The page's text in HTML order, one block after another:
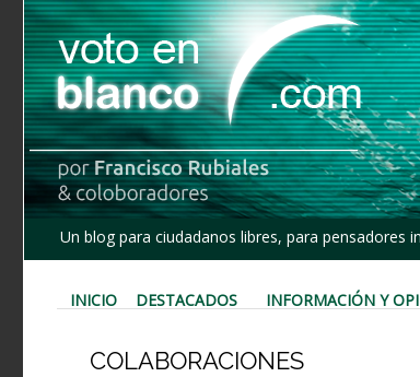
Un blog para ciudadanos libres, para pensadores
INICIO DESTACADOS INFORMACIÓN Y
COLABORACIONES